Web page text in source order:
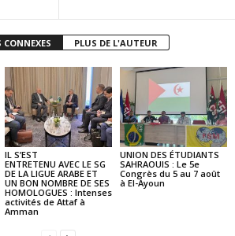
CONNEXES PLUS DE L'AUTEUR
IL S’EST
ENTRETENU AVEC LE SG
DE LA LIGUE ARABE ET
UN BON NOMBRE DE SES
HOMOLOGUES : Intenses
activités de Attaf à
Amman
UNION DES ÉTUDIANTS
SAHRAOUIS : Le 5e
Congrès du 5 au 7 août
à El-Ayoun